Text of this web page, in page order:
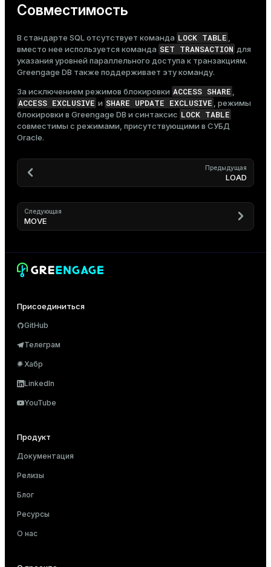
Совместимость
В стандарте SQL отсутствует команда LOCK TABLE
вместо нее используется команда SET TRANSACTION для
указания уровней параллельного доступа к транзакциям.
Greengage DB также поддерживает эту команду.
За исключением режимов блокировки ACCESS SHARE
ACCESS EXCLUSIVE и SHARE UPDATE EXCLUSIVE
, режимы
блокировки в Greengage DB и синтаксис LOCK TABLE
совместимы с режимами, присутствующими в СУБД
Oracle.
Предыдущая
LOAD
Следующая
MOVE
Присоединиться
GitHub
Телеграм
Хабр
LinkedIn
YouTube
Продукт
Документация
Релизы
Блог
Ресурсы
О нас